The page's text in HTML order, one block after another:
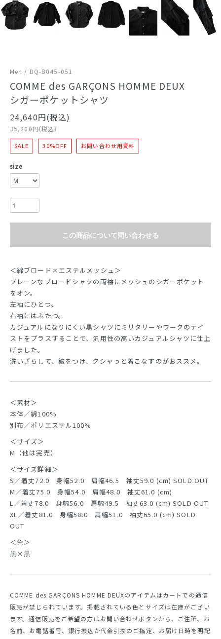
Men / DQ-B045-051
COMME des GARÇONS HOMME DEUX
シガーポケットシャツ
24,640円(税込)
35,200円(税込)
SALE 30%OFF お問い合わせ用資料
size
この商品について問い合わせる
＜綿ブロード×エステルメッシュ＞
プレーンなブロードシャツの両袖にメッシュのシガーポケット
をオン。
左袖にひとつ。
右袖にはふたつ。
カジュアルになりにくい黒シャツにミリタリーやワークのテイ
ストをプラスすることで、汎用性の高いカジュアルシャツに仕上
げました。
洗いざらして、皺をつけ、クシャっと着こなすのがおススメ。
＜素材＞
本体／綿100%
別布／ポリエステル100%
＜サイズ＞
M（他は完売）
＜サイズ詳細＞
S／着丈72.0 身幅52.0 肩幅46.5 袖丈59.0 (cm) SOLD OUT
M／着丈75.0 身幅54.0 肩幅48.0 袖丈61.0 (cm)
L／着丈78.0 身幅56.0 肩幅49.5 袖丈63.0 (cm) SOLD OUT
XL／着丈81.0 身幅58.0 肩幅51.0 袖丈65.0 (cm) SOLD
OUT
＜色＞
黒×黒
COMME des GARÇONS HOMME DEUXのアイテムはカートでの通信
販売が禁じられています。掲載されている色とサイズは在庫がござい
ます。通信販売をご希望の方はお問い合わせボタンから、ご住所、お
名前、お電話番号、銀行振込か代金引換のご指定、お届け日時を明記